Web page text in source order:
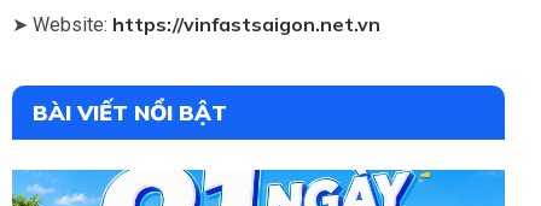
➤ Website: https://vinfastsaigon.net.vn
BÀI VIẾT NỔI BẬT